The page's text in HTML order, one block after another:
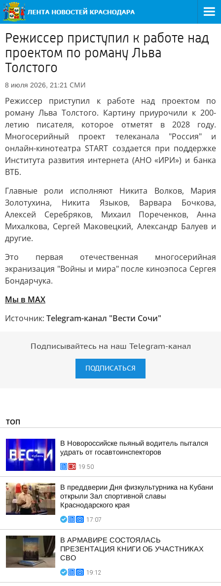
Режиссер приступил к работе над
проектом по роману Льва
Толстого
8 июля 2026, 21:21 СМИ
Режиссер приступил к работе над проектом по
роману Льва Толстого. Картину приурочили к 200-
летию писателя, которое отметят в 2028 году.
Многосерийный проект телеканала "Россия" и
онлайн-кинотеатра START создается при поддержке
Института развития интернета (АНО «ИРИ») и банка
ВТБ.
Главные роли исполняют Никита Волков, Мария
Золотухина, Никита Языков, Варвара Бочкова,
Алексей Серебряков, Михаил Пореченков, Анна
Михалкова, Сергей Маковецкий, Александр Балуев и
другие.
Это первая отечественная многосерийная
экранизация "Войны и мира" после киноэпоса Сергея
Бондарчука.
Мы в MAX
Источник: Telegram-канал "Вести Сочи"
Подписывайтесь на наш Telegram-канал
ПОДПИСАТЬСЯ
ТОП
В Новороссийске пьяный водитель пытался
удрать от госавтоинспекторов
19:50
В преддверии Дня физкультурника на Кубани
открыли Зал спортивной славы
Краснодарского края
17:07
В АРМАВИРЕ СОСТОЯЛАСЬ
ПРЕЗЕНТАЦИЯ КНИГИ ОБ УЧАСТНИКАХ
СВО
19:12